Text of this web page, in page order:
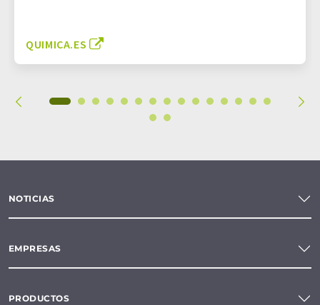
QUIMICA.ES
NOTICIAS
EMPRESAS
PRODUCTOS